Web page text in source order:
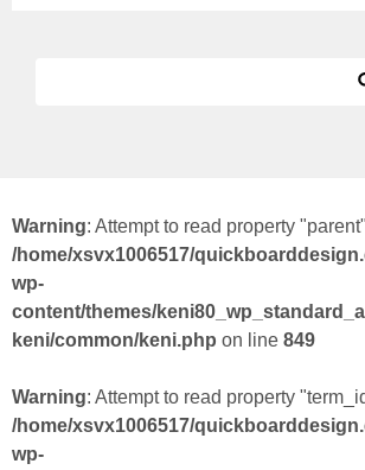
Warning: Attempt to read property
/home/xsvx1006517/
wp-
content/themes/
keni/common/keni.php on line 849
Warning: Attempt to read property
/home/xsvx1006517/
wp-